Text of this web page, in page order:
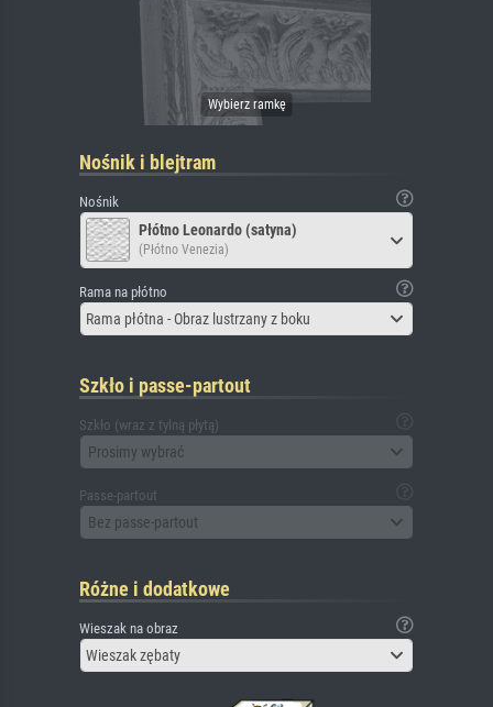
Nośnik i blejtram
Nośnik
Płótno Leonardo (satyna)
(Płótno Venezia)
Rama na płótno
Rama płótna - Obraz lustrzany z boku
Szkło i passe-partout
Szkło (wraz z tylną płytą)
Prosimy wybrać
Passe-partout
Bez passe-partout
Różne i dodatkowe
Wieszak na obraz
Wieszak zębaty